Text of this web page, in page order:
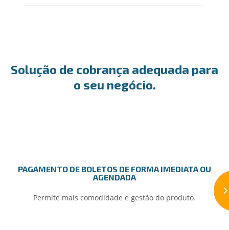
Solução de cobrança adequada para
o seu negócio.
PAGAMENTO DE BOLETOS DE FORMA IMEDIATA OU
AGENDADA
Permite mais comodidade e gestão do produto.